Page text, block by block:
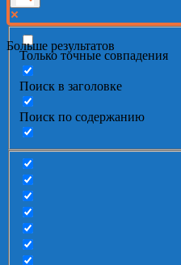
Больше результатов
Только точные совпадения
Поиск в заголовке
Поиск по содержанию